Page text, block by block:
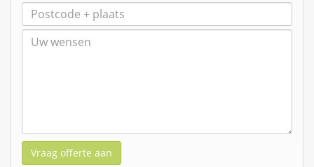
Vraag offerte aan